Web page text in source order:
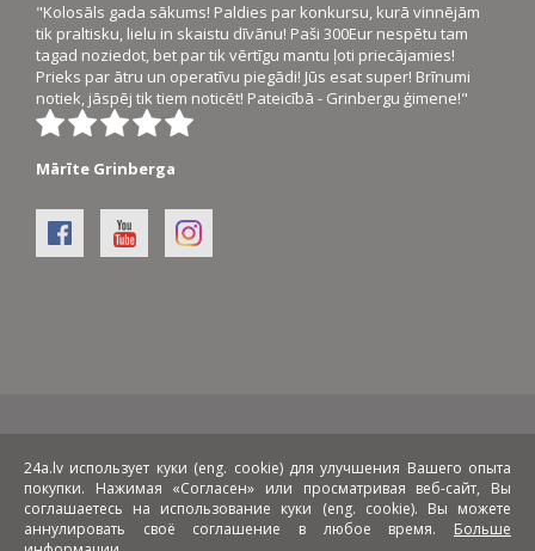
24a.lv использует куки (eng. cookie) для улучшения Вашего опыта
покупки. Нажимая «Согласен» или просматривая веб-сайт, Вы
соглашаетесь на использование куки (eng. cookie). Вы можете
аннулировать своё соглашение в любое время. Больше
"Kolosāls gada sākums! Paldies par konkursu, kurā vinnējām
tik praltisku, lielu in skaistu dīvānu! Paši 300Eur nespētu tam
tagad noziedot, bet par tik vērtīgu mantu ļoti priecājamies!
Prieks par ātru un operatīvu piegādi! Jūs esat super! Brīnumi
notiek, jāspēj tik tiem noticēt! Pateicībā - Grinbergu ģimene!"
Mārīte Grinberga
Виды расчетов: Доставка:
Лизинг: